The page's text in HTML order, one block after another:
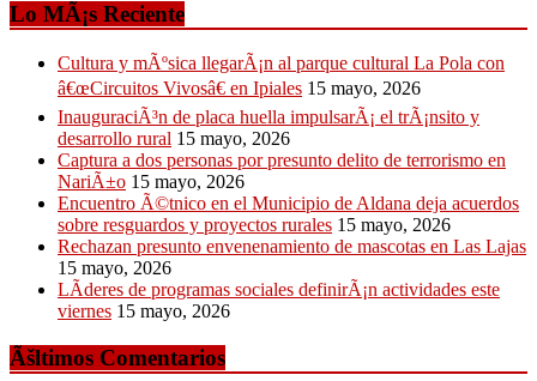
Lo MÃ¡s Reciente
Cultura y mÃºsica llegarÃ¡n al parque cultural La Pola con
â€œCircuitos Vivosâ€ en Ipiales 15 mayo, 2026
InauguraciÃ³n de placa huella impulsarÃ¡ el trÃ¡nsito y
desarrollo rural 15 mayo, 2026
Captura a dos personas por presunto delito de terrorismo en
NariÃ±o 15 mayo, 2026
Encuentro Ã©tnico en el Municipio de Aldana deja acuerdos
sobre resguardos y proyectos rurales 15 mayo, 2026
Rechazan presunto envenenamiento de mascotas en Las Lajas
15 mayo, 2026
LÃ­deres de programas sociales definirÃ¡n actividades este
viernes 15 mayo, 2026
Ãšltimos Comentarios